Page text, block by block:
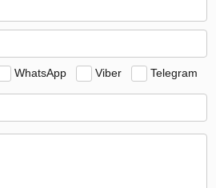
WhatsApp Viber Telegram